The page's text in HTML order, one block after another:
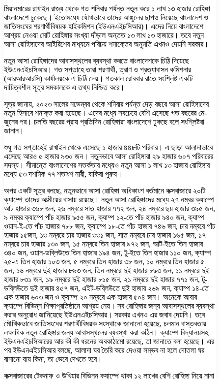
মিয়ানমারের রাখাইন রাজ্য থেকে গত শনিবার পর্যন্ত নতুন করে ১ লাখ ১৩ হাজার রোহিঙ্গা
বাংলাদেশে ঢুকেছে। ইতোমধ্যে যৌথভাবে তাদের আঙুলের ছাপও নিয়েছে বাংলাদেশ ও
জাতিসংঘের শরণার্থীবিষয়ক হাইকমিশন (ইউএনএইচসিআর)। এদের নিয়ে বাংলাদেশে
আশ্রয় নেওয়া মোট রোহিঙ্গার সংখ্যা দাঁড়াল অন্তত ১৩ লাখ ১৩ হাজারে। তবে নতুন
আসা রোহিঙ্গাদের আইরিশের মাধ্যমে পরিচয় শনাক্তের অনুমতি এখনও দেয়নি সরকার।
নতুন আসা রোহিঙ্গাদের আবাসস্থলের ব্যবস্থা করতে বাংলাদেশকে চিঠি দিয়েছে
ইউএনএইচসিআর। গত সপ্তাহে তারা শরণার্থী, ত্রাণ ও প্রত্যাবাসন কমিশনার
(আরআরআরসি) কার্যালয়কে এ চিঠি দেয়। গতকাল রোববার রাতে সংশ্লিষ্ট একটি
দায়িত্বশীল সূত্র সমকালকে এ তথ্য নিশ্চিত করে।
সূত্র জানায়, ২০২৩ সালের নভেম্বর থেকে শনিবার পর্যন্ত দেড় বছরে আসা রোহিঙ্গাদের
নতুন হিসাবে শনাক্ত করা হয়েছে। এদের মধ্যে সবচেয়ে বেশি এসেছে গত বছরের মে-
জুনের পর। চলতি বছরের প্রায় প্রতিদিন রোহিঙ্গারা বাংলাদেশে ঢুকছে বলে সংশ্লিষ্টরা
জানান।
শুধু গত সপ্তাহেই রাখাইন থেকে এসেছে ১ হাজার ৪৪৮টি পরিবার। এ ছাড়া আলাদাভাবে
এসেছে আরও ৫ হাজার ৯৩০ জন। নতুনভাবে আসা রোহিঙ্গারা ২৯ হাজার ৬০৭ পরিবারের
সদস্য। সীমান্তে বাংলাদেশের সতর্কতার মধ্যেও নতুন আসা ১ লাখ ১৩ হাজার রোহিঙ্গার
মধ্যে ৫৩ দশমিক ৭৭ শতাংশ নারী, বাকিরা পুরুষ।
অপর একটি সূত্র বলছে, নতুনভাবে আসা রোহিঙ্গা অধিকাংশ বর্তমানে কক্সবাজারে ২০টি
ক্যাম্পে তাদের আত্মীয়ের বাসায় রয়েছে। নতুন আসা রোহিঙ্গাদের মধ্যে ২৭ নম্বর ক্যাম্পে
আট হাজার ৩৬৮ জন, ২৬ নম্বরে সাত হাজার ৭৭২ জন, ২৪ নম্বরে ছয় হাজার ৩৯৫ জন,
৯ নম্বর ক্যাম্পে পাঁচ হাজার ৯৫৫ জন, ক্যাম্প ১২-তে পাঁচ হাজার ৯৪০ জন, ক্যাম্প
ওয়ান-ই-তে পাঁচ হাজার ৭৮৮ জন, ক্যাম্পে ১৮-তে পাঁচ হাজার ৭৪৬ জন, চার নম্বরে পাঁচ
হাজার ১৫জন, ১৩ নম্বরে চার হাজার ৩৩১ জন, সাত নম্বরে চার হাজার ১৬৫ জন, ১৭
নম্বরে চার হাজার ১৩০ জন, ১৫ নম্বরে তিন হাজার ৯৭২ জন, আট-ইতে তিন হাজার
৩৪০ জন, ওয়ান-ডব্লিউতে তিন হাজার ১৯৪ জন, টু-ইতে তিন হাজার ১১০ জন, ক্যাম্প
২৫-এ তিন হাজার ১০৩ জন, ৫ নম্বরে তিন হাজার ৩৮ জন, ১০ নম্বরে তিন হাজার ৫
জন, ১৬ নম্বরে দুই হাজার ৮৯৩ জন, তিন নম্বরে দুই হাজার ৮৯৩ জন, ১১ নম্বরে দুই
হাজার ৮৩১ জন, ১৯ নম্বরে দুই হাজার ৮১৫ জন, ২১ নম্বরে দুই হাজার ৭৭১ জন, টু-
ডব্লিউতে দুই হাজার ৪৫৭ জন, এইট-ডব্লিউতে দুই হাজার ২৬৯ জন, ক্যাম্প ১৪-তে
এক হাজার ৬০৩ জন ও ক্যাম্প ২০ নম্বরে এক হাজার ৫০৪ জন। অনেকে আবার
ক্যাম্পে বিভিন্ন শিক্ষাপ্রতিষ্ঠানে আশ্রয় নেয়। সব রোহিঙ্গার জন্য আবাসস্থলের ব্যবস্থা
করার অনুরোধ জানিয়েছে ইউএনএইচসিআর। সরকার এখনও এর জবাব দেয়নি। তবে
মৌখিকভাবে জাতিসংঘের শরণার্থীবিষয়ক সংস্থাকে জানানো হয়েছে, চলমান বাস্তবতায়
লক্ষাধিক নতুন রোহিঙ্গার জন্য আবাসস্থলের ব্যবস্থা করা কঠিন। ক্যাম্পে বিদ্যালয়সহ
ইউএনএইচসিআরের আর কী কী ধরনের অবকাঠামো রয়েছে, তা জানাতে বলা হয়েছে। এর
পর ইউএনএইচসিআর বলছে, আলাদা ঘর তৈরি করে দেওয়া সম্ভব না হলে দোতলা ঘর
বানানো যায় কিনা, তা ভেবে দেখতে হবে।
কক্সবাজারের টেকনাফ ও উখিয়ার বিভিন্ন ক্যাম্পে থাকা ১২ লাখের বেশি রোহিঙ্গা নিয়ে নানা